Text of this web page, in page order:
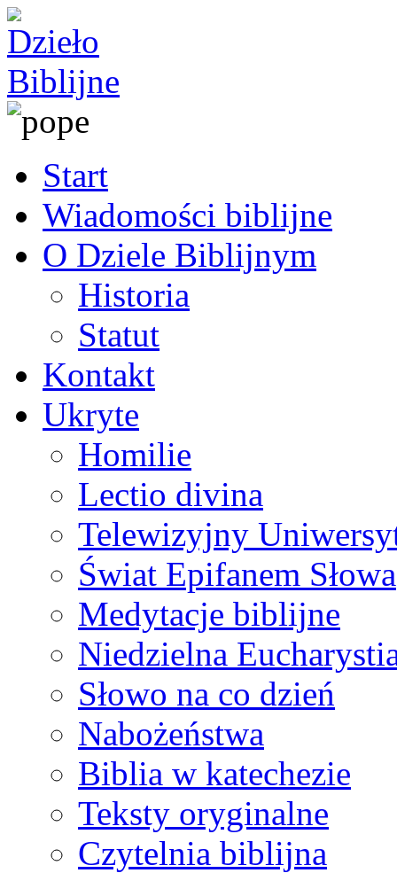
Start
Wiadomości biblijne
O Dziele Biblijnym
Historia
Statut
Kontakt
Ukryte
Homilie
Lectio divina
Telewizyjny
Świat Epifanem Słowa
Medytacje biblijne
Niedzielna
Słowo na co dzień
Nabożeństwa
Biblia w katechezie
Teksty oryginalne
Czytelnia biblijna